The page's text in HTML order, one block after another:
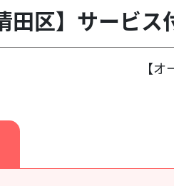
田区】サービ
【